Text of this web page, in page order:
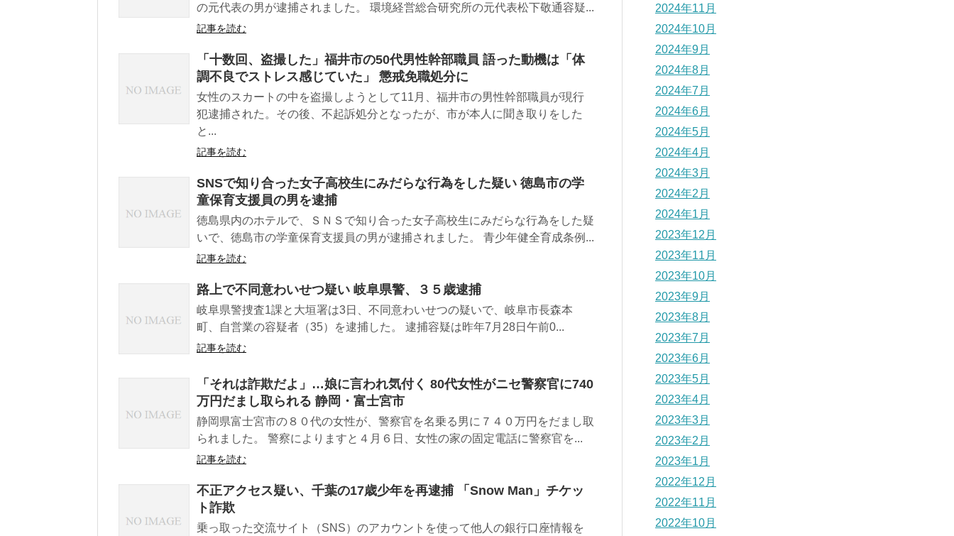
の元代表の男が逮捕されました。 環境経営総合研究所の元代表松下敬通容疑...
記事を読む
「十数回、盗撮した」福井市の50代男性幹部職員 語った動機は「体
調不良でストレス感じていた」 懲戒免職処分に
女性のスカートの中を盗撮しようとして11月、福井市の男性幹部職員が現行
犯逮捕された。その後、不起訴処分となったが、市が本人に聞き取りをした
と...
記事を読む
SNSで知り合った女子高校生にみだらな行為をした疑い 徳島市の学
童保育支援員の男を逮捕
徳島県内のホテルで、ＳＮＳで知り合った女子高校生にみだらな行為をした疑
いで、徳島市の学童保育支援員の男が逮捕されました。 青少年健全育成条例...
記事を読む
路上で不同意わいせつ疑い 岐阜県警、３５歳逮捕
岐阜県警捜査1課と大垣署は3日、不同意わいせつの疑いで、岐阜市長森本
町、自営業の容疑者（35）を逮捕した。 逮捕容疑は昨年7月28日午前0...
記事を読む
「それは詐欺だよ」…娘に言われ気付く 80代女性がニセ警察官に740
万円だまし取られる 静岡・富士宮市
静岡県富士宮市の８０代の女性が、警察官を名乗る男に７４０万円をだまし取
られました。 警察によりますと４月６日、女性の家の固定電話に警察官を...
記事を読む
不正アクセス疑い、千葉の17歳少年を再逮捕 「Snow Man」チケッ
ト詐欺
乗っ取った交流サイト（SNS）のアカウントを使って他人の銀行口座情報を
2024年11月
2024年10月
2024年9月
2024年8月
2024年7月
2024年6月
2024年5月
2024年4月
2024年3月
2024年2月
2024年1月
2023年12月
2023年11月
2023年10月
2023年9月
2023年8月
2023年7月
2023年6月
2023年5月
2023年4月
2023年3月
2023年2月
2023年1月
2022年12月
2022年11月
2022年10月